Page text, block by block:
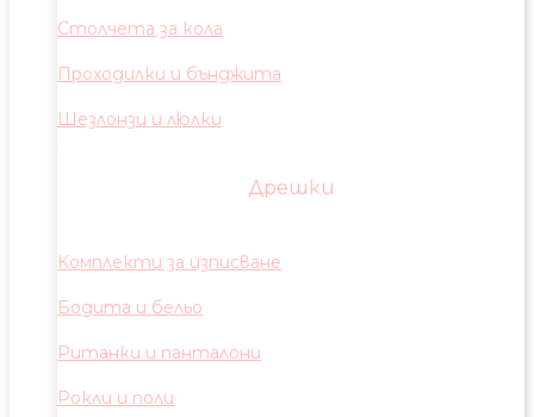
Столчета за кола
Проходилки и бънджита
Шезлонзи и люлки
Дрешки
Комплекти за изписване
Бодита и бельо
Ританки и панталони
Рокли и поли